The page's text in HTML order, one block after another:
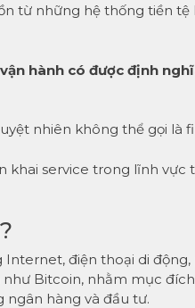
từ những hệ thống tiền tệ
hành có được định
nhiên không thể gọi là
khai service trong lĩnh vực
điện thoại di động,
Bitcoin, nhằm mục
ngân hàng và đầu tư.